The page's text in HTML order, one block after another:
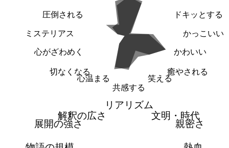
ドキッとする
かっこいい
かわいい
癒やされる
笑える
共感する
心温まる
切なくなる
心がざわめく
ミステリアス
圧倒される
リアリズム
文明・時代
親密さ
展開の強さ
解釈の広さ